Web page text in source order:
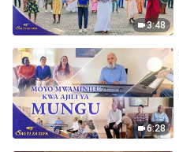
3:48
6:28